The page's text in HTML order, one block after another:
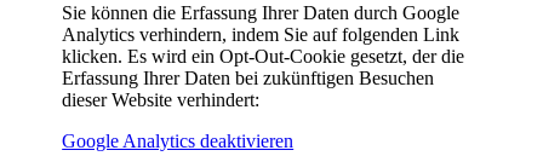
Sie können die Erfassung Ihrer Daten durch Google
Analytics verhindern, indem Sie auf folgenden Link
klicken. Es wird ein Opt-Out-Cookie gesetzt, der die
Erfassung Ihrer Daten bei zukünftigen Besuchen
dieser Website verhindert:
Google Analytics deaktivieren